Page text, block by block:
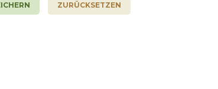
ZURÜCKSETZEN